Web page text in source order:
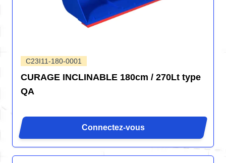
C23I11-180-0001
CURAGE INCLINABLE 180cm / 270Lt type
QA
Connectez-vous